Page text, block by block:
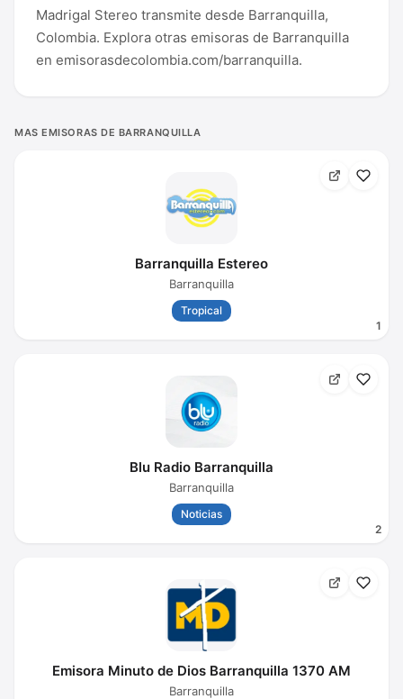
Madrigal Stereo transmite desde Barranquilla,
Colombia. Explora otras emisoras de Barranquilla
en emisorasdecolombia.com/barranquilla.
MAS EMISORAS DE BARRANQUILLA
1
Barranquilla Estereo
Barranquilla
Tropical
2
Blu Radio Barranquilla
Barranquilla
Noticias
Emisora Minuto de Dios Barranquilla 1370 AM
Barranquilla